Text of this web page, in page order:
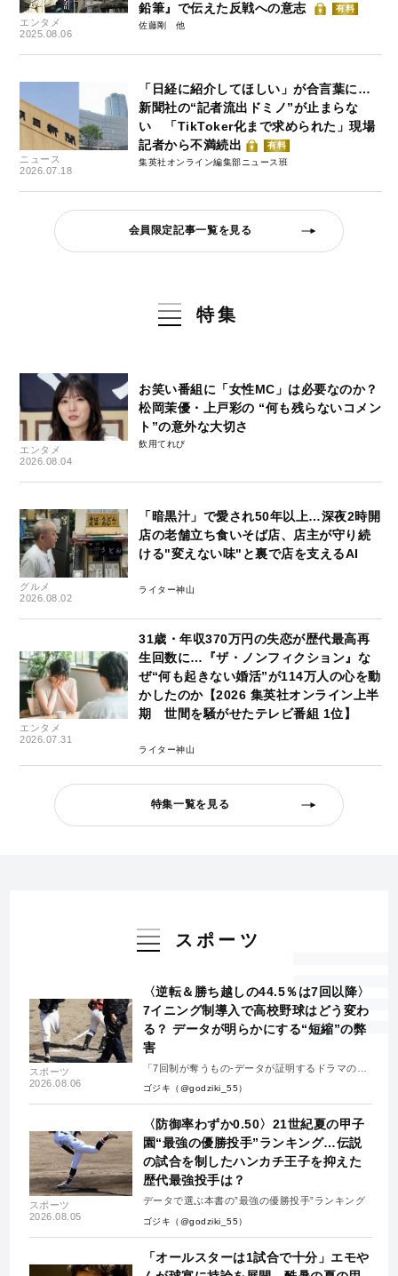
エンタメ
2025.08.06
鉛筆』で伝えた反戦への意志
有料
佐藤剛
ニュース
2026.07.18
「日経に紹介してほしい」が合言葉に…
新聞社の“記者流出ドミノ”が止まらな
い 「TikToker化まで求められた」現場
記者から不満続出
有料
集英社オンライン編集部ニュース班
会員限定記事一覧を見る
特集
エンタメ
2026.08.04
お笑い番組に「女性MC」は必要なのか？
松岡茉優・上戸彩の “何も残らないコメン
ト”の意外な大切さ
飲用てれび
グルメ
2026.08.02
「暗黒汁」で愛され50年以上…深夜2時開
店の老舗立ち食いそば店、店主が守り続
ける"変えない味"と裏で店を支えるAI
ライター神山
エンタメ
2026.07.31
31歳・年収370万円の失恋が歴代最高再
生回数に…『ザ・ノンフィクション』な
ぜ“何も起きない婚活”が114万人の心を動
かしたのか【2026 集英社オンライン上半
期 世間を騒がせたテレビ番組 1位】
ライター神山
特集一覧を見る
スポーツ
スポーツ
2026.08.06
〈逆転＆勝ち越しの44.5％は7回以降〉
7イニング制導入で高校野球はどう変わ
る？ データが明らかにする“短縮”の弊
害
「7回制が奪うもの-データが証明するドラマの消
失-」
ゴジキ（@godziki_55）
スポーツ
2026.08.05
〈防御率わずか0.50〉21世紀夏の甲子
園“最強の優勝投手”ランキング…伝説
の試合を制したハンカチ王子を抑えた
歴代最強投手は？
データで選ぶ本書の”最強の優勝投手”ランキング
ゴジキ（@godziki_55）
「オールスターは1試合で十分」エモや